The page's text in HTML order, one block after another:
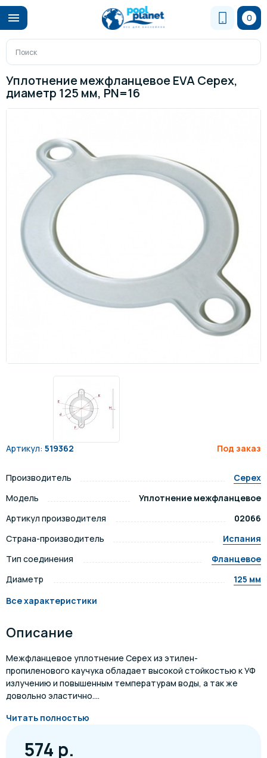
0
Уплотнение межфланцевое EVA Cepex,
диаметр 125 мм, PN=16
Артикул: 519362 Под заказ
Производитель
Cepex
Модель
Уплотнение межфланцевое
Артикул производителя
02066
Страна-производитель
Испания
Тип соединения
Фланцевое
Диаметр
125 мм
Все характеристики
Описание
Межфланцевое уплотнение Cepex из этилен-
пропиленового каучука обладает высокой стойкостью к УФ
излучению и повышенным температурам воды, а так же
довольно эластично....
Читать полностью
574 р.